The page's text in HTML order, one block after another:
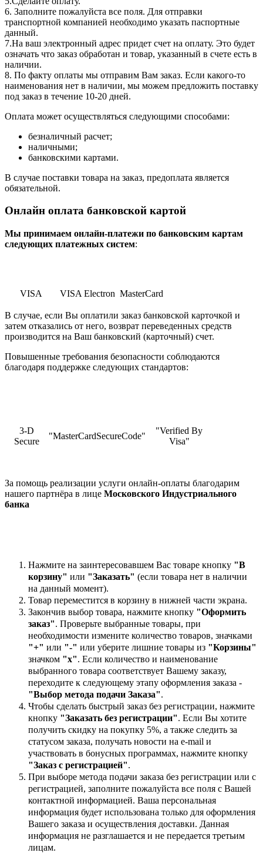
6. Заполните пожалуйста все поля. Для отправки
транспортной компанией необходимо указать паспортные
данный.
7.На ваш электронный адрес придет счет на оплату. Это будет
означать что заказ обработан и товар, указанный в счете есть в
наличии.
8. По факту оплаты мы отправим Вам заказ. Если какого-то
наименования нет в наличии, мы можем предложить поставку
под заказ в течение 10-20 дней.
Оплата может осуществляться следующими способами:
безналичный расчет;
наличными;
банковскими картами.
В случае поставки товара на заказ, предоплата является
обязательной.
Онлайн оплата банковской картой
Мы принимаем онлайн-платежи по банковским картам
cледующих платежных систем:
VISA VISA Electron MasterCard
В случае, если Вы оплатили заказ банковской карточкой и
затем отказались от него, возврат переведенных средств
производится на Ваш банковский (карточный) счет.
Повышенные требования безопасности соблюдаются
благодаря поддержке следующих стандартов:
3-D
Secure
"MasterCardSecureCode"
"Verified By
Visa"
За помощь реализации услуги онлайн-оплаты благодарим
нашего партнёра в лице Московского Индустриального
банка
Нажмите на заинтересовавшем Вас товаре кнопку "В
корзину" или "Заказать" (если товара нет в наличии
на данный момент).
Товар переместится в корзину в нижней части экрана.
Закончив выбор товара, нажмите кнопку "Оформить
заказ". Проверьте выбранные товары, при
необходимости измените количество товаров, значками
"+" или "-" или уберите лишние товары из "Корзины"
значком "х". Если количество и наименование
выбранного товара соответствует Вашему заказу,
переходите к следующему этапу оформления заказа -
"Выбор метода подачи Заказа".
Чтобы сделать быстрый заказ без регистрации, нажмите
кнопку "Заказать без регистрации". Если Вы хотите
получить скидку на покупку 5%, а также следить за
статусом заказа, получать новости на e-mail и
участвовать в бонусных программах, нажмите кнопку
"Заказ с регистрацией".
При выборе метода подачи заказа без регистрации или с
регистрацией, заполните пожалуйста все поля с Вашей
контактной информацией. Ваша персональная
информация будет использована только для оформления
Вашего заказа и осуществления доставки. Данная
информация не разглашается и не передается третьим
лицам.